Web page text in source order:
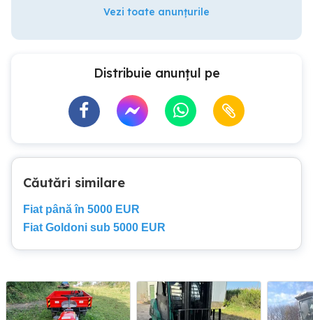
Vezi toate anunțurile
Distribuie anunțul pe
Căutări similare
Fiat până în 5000 EUR
Fiat Goldoni sub 5000 EUR